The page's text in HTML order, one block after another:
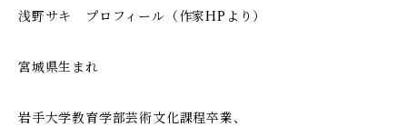
浅野サキ プロフィール（作家HPより）
宮城県生まれ
岩手大学教育学部芸術文化課程卒業、